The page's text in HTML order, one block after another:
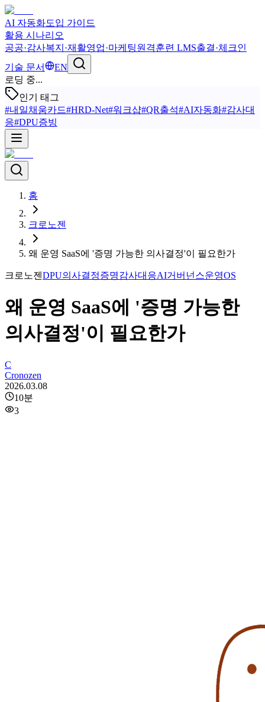
AI 자동화도입 가이드
활용 시나리오
공공·감사복지·재활영업·마케팅원격훈련 LMS출결·체크인
기술 문서
EN
로딩 중...
인기 태그
#내일채움카드#HRD-Net#워크샵#QR출석#AI자동화#감사대
응#DPU증빙
홈
크로노젠
왜 운영 SaaS에 '증명 가능한 의사결정'이 필요한가
크로노젠 DPU의사결정증명감사대응AI거버넌스운영OS
왜 운영 SaaS에 '증명 가능한
의사결정'이 필요한가
C
Cronozen
2026.03.08
10분
3